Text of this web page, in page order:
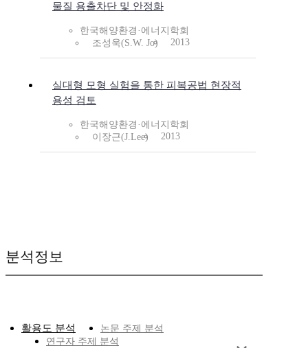
물질 용출차단 및 안정화
한국해양환경·에너지학회
조성욱(S.W. Jo)
2013
실대형 모형 실험을 통한 피복공법 현장적
용성 검토
한국해양환경·에너지학회
이장근(J.Lee)
2013
분석정보
활용도 분석
논문 주제 분석
연구자 주제 분석